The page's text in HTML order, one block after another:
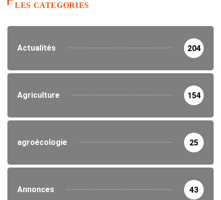
LES CATEGORIES
Actualités 204
Agriculture 154
agroécologie 25
Annonces 43